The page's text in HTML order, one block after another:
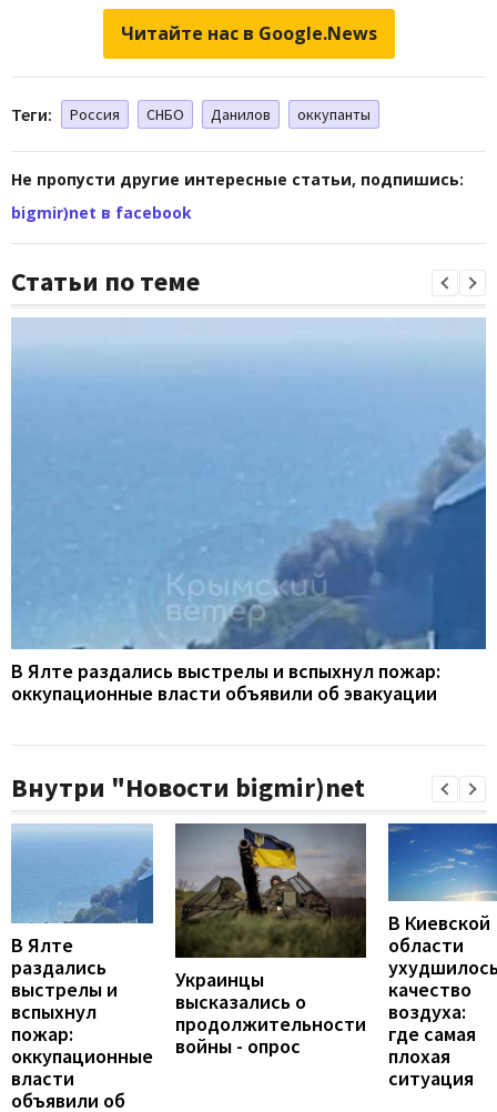
Читайте нас в Google.News
Теги: Россия СНБО Данилов оккупанты
Не пропусти другие интересные статьи, подпишись:
bigmir)net в facebook
Статьи по теме
В Ялте раздались выстрелы и вспыхнул пожар:
оккупационные власти объявили об эвакуации
Внутри "Новости bigmir)net
В Ялте
раздались
выстрелы и
вспыхнул
пожар:
оккупационные
власти
объявили об
Украинцы
высказались о
продолжительности
войны - опрос
В Киевской
области
качество
воздуха:
где самая
плохая
ситуация